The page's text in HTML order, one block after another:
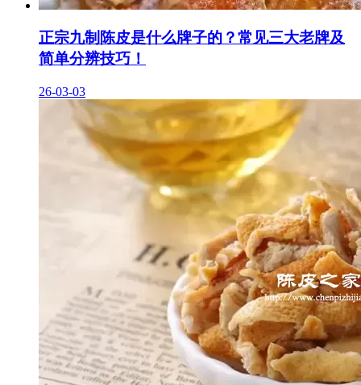
正宗九制陈皮是什么牌子的？常见三大老牌及
简单分辨技巧！
26-03-03